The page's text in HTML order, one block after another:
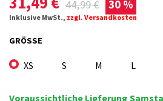
44,99€ 30 %
Inklusive MwSt., zzgl. Versandkosten
GRÖSSE
XS S M L
Voraussichtliche Lieferung